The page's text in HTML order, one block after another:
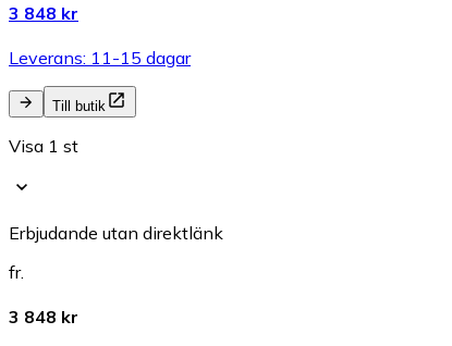
3 848 kr
Leverans: 11-15 dagar
Till butik
Visa 1 st
Erbjudande utan direktlänk
fr.
3 848 kr